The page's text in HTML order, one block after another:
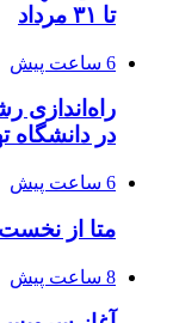
تا ۳۱ مرداد
6 ساعت پیش
در دانشگاه
6 ساعت پیش
متا از
8 ساعت پیش